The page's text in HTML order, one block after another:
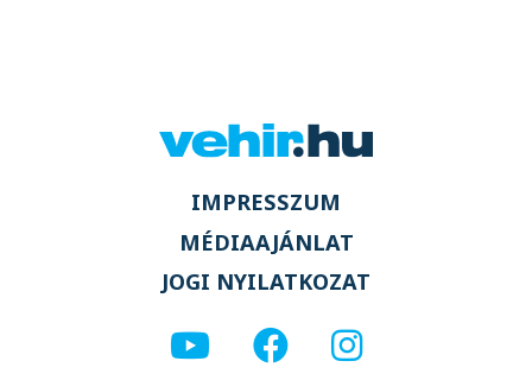
IMPRESSZUM
MÉDIAAJÁNLAT
JOGI NYILATKOZAT